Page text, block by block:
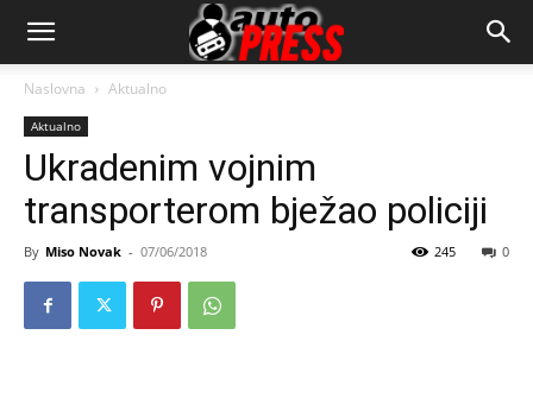
AutopressHR
Naslovna Aktualno
Aktualno
Ukradenim vojnim
transporterom bježao policiji
By Miso Novak - 07/06/2018 0
245